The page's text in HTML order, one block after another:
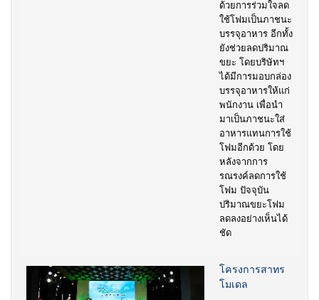
ด้วยการร่วมใจลด
ใช้โฟมเป็นภาชนะ
บรรจุอาหาร อีกทั้ง
ยังช่วยลดปริมาณ
ขยะ โดยบริษัทฯ
ได้มีการมอบกล่อง
บรรจุอาหารให้แก่
พนักงาน เพื่อนำ
มาเป็นภาชนะใส่
อาหารแทนการใช้
โฟมอีกด้วย โดย
หลังจากการ
รณรงค์ลดการใช้
โฟม ปัจจุบัน
ปริมาณขยะโฟม
ลดลงอย่างเห็นได้
ชัด
โครงการสาทร
โมเดล